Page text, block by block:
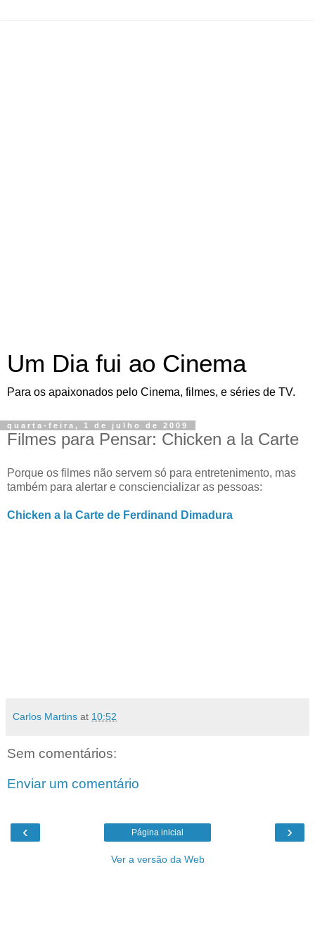
Um Dia fui ao Cinema
Para os apaixonados pelo Cinema, filmes, e séries de TV.
quarta-feira, 1 de julho de 2009
Filmes para Pensar: Chicken a la Carte
Porque os filmes não servem só para entretenimento, mas
também para alertar e consciencializar as pessoas:
Chicken a la Carte de Ferdinand Dimadura
Carlos Martins at 10:52
Sem comentários:
Enviar um comentário
‹ ›
Página inicial
Ver a versão da Web